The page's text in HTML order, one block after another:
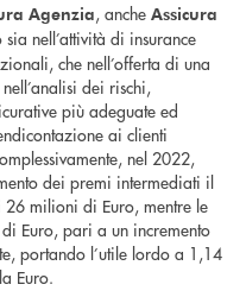
Agenzia, anche Assicura
nell’attività di insurance
che nell’offerta di una
dei rischi,
più adeguate ed
ai clienti
nel 2022,
dei premi intermediati il
milioni di Euro, mentre le
Euro, pari a un incremento
portando l’utile lordo a 1,14
Euro.